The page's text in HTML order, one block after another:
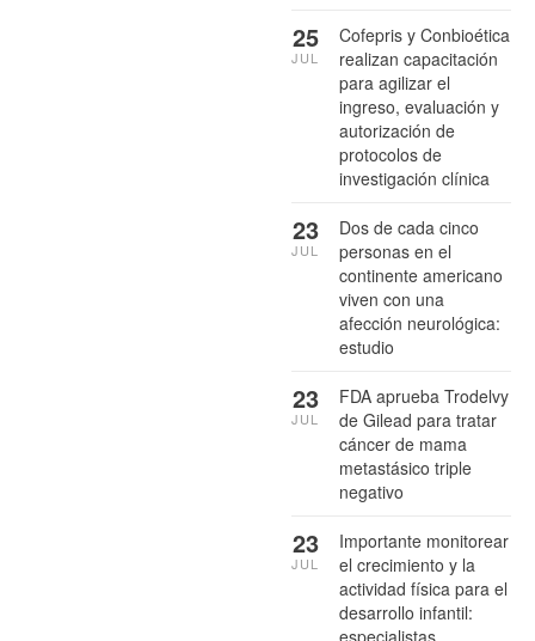
Cofepris y Conbioética
realizan capacitación
para agilizar el
ingreso, evaluación y
autorización de
protocolos de
investigación clínica
25
JUL
Dos de cada cinco
personas en el
continente americano
viven con una
afección neurológica:
estudio
23
JUL
FDA aprueba Trodelvy
de Gilead para tratar
cáncer de mama
metastásico triple
negativo
23
JUL
Importante monitorear
el crecimiento y la
actividad física para el
desarrollo infantil:
23
JUL